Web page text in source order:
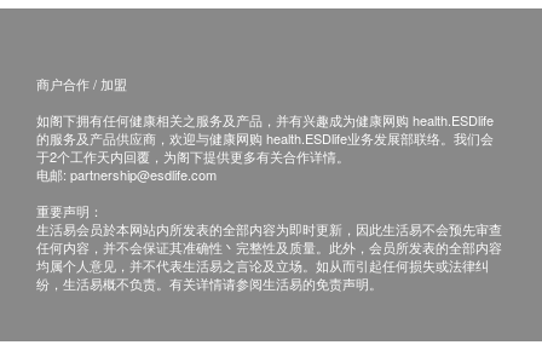
商户合作 / 加盟
如阁下拥有任何健康相关之服务及产品，并有兴趣成为健康网购 health.ESDlife
的服务及产品供应商，欢迎与健康网购 health.ESDlife业务发展部联络。我们会
于2个工作天内回覆，为阁下提供更多有关合作详情。
电邮: partnership@esdlife.com
重要声明：
生活易会员於本网站内所发表的全部内容为即时更新，因此生活易不会预先审查
任何内容，并不会保证其准确性丶完整性及质量。此外，会员所发表的全部内容
均属个人意见，并不代表生活易之言论及立场。如从而引起任何损失或法律纠
纷，生活易概不负责。有关详情请参阅生活易的免责声明。